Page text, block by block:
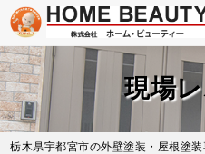
Skip
to
main
content
現場
栃木県宇都宮市の外壁塗装・屋根塗